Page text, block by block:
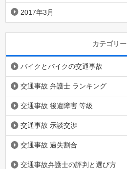
2017年3月
カテゴリー
バイクとバイクの交通事故
交通事故 弁護士 ランキング
交通事故 後遺障害 等級
交通事故 示談交渉
交通事故 過失割合
交通事故弁護士の評判と選び方